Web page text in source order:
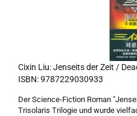
Cixin Liu: Jenseits der Zeit /
ISBN: 9787229030933
Der Science-Fiction Roman
Trisolaris Trilogie und wurde